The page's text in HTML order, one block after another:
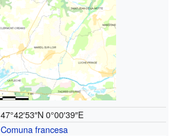
47°42′53″N 0°00′39″E
Comuna francesa